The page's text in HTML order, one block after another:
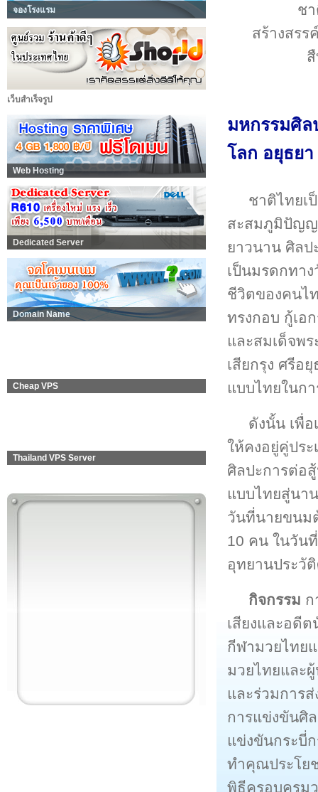
จองโรงแรม
เว็บสำเร็จรูป
Web Hosting
Dedicated Server
Domain Name
Cheap VPS
Thailand VPS Server
ช
สร้างสร
มหกรรมศิล
โลก อยุธยา
ชาติไทยเ
สะสมภูมิปัญญ
ยาวนาน ศิลป
เป็นมรดกทา
ชีวิตของคนไ
ทรงกอบ กู้เอ
และสมเด็จพ
เสียกรุง ศรีอ
แบบไทยในก
ดังนั้น เพื่
ให้คงอยู่คู่ปร
ศิลปะการต่อ
แบบไทยสู่นา
วันที่นายขนม
10 คน ในวัน
อุทยานประวั
กิจกรรม ก
เสียงและอดี
กีฬามวยไทย
มวยไทยและ
และร่วมการ
การแข่งขันศิ
แข่งขันกระบี่
ทำคุณประโย
พิธีครอบครูม